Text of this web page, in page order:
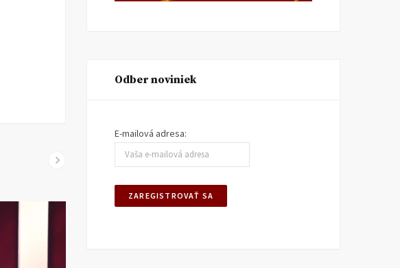
Odber noviniek
E-mailová adresa: